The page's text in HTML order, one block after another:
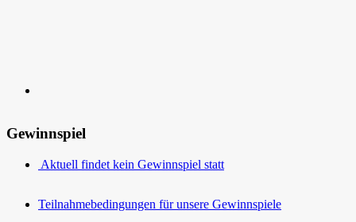
Gewinnspiel
Aktuell findet kein Gewinnspiel statt
Teilnahmebedingungen für unsere Gewinnspiele